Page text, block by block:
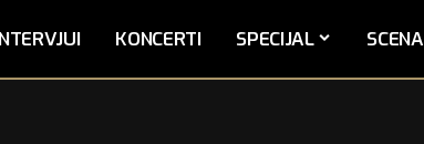
KONCERTI SPECIJAL SCENA